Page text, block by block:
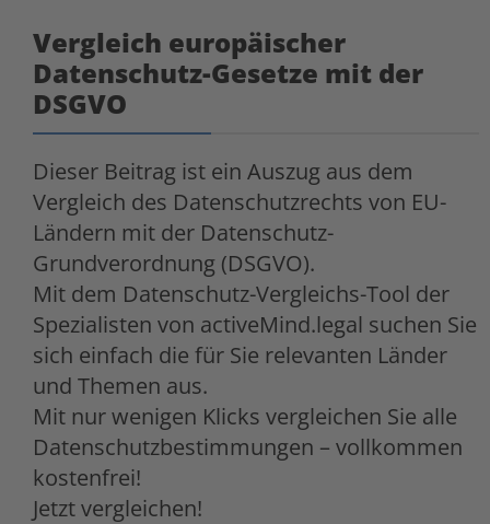
Vergleich europäischer
Datenschutz-Gesetze mit der
DSGVO
Dieser Beitrag ist ein Auszug aus dem
Vergleich des Datenschutzrechts von EU-
Ländern mit der Datenschutz-
Grundverordnung (DSGVO).
Mit dem Datenschutz-Vergleichs-Tool der
Spezialisten von activeMind.legal suchen Sie
sich einfach die für Sie relevanten Länder
und Themen aus.
Mit nur wenigen Klicks vergleichen Sie alle
Datenschutzbestimmungen – vollkommen
kostenfrei!
Jetzt vergleichen!